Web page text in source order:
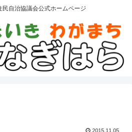
民自治協議会公式ホームページ
2015.11.05